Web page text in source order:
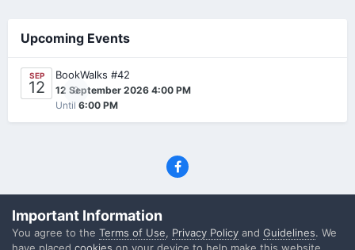
Upcoming Events
SEP
12 0
BookWalks #42
12 September 2026 4:00 PM
Until 6:00 PM
(C) SFF.gr, All rights reserved
Powered by Invision Community
Important Information
You agree to the Terms of Use, Privacy Policy and Guidelines. We